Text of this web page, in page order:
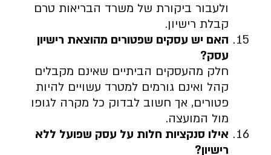
ולעבור ביקורת של משרד הבריאות טרם
קבלת רישיון.
האם יש עסקים שפטורים מהוצאת רישיון
עסק?
חלק מהעסקים הביתיים שאינם מקבלים
קהל ואינם גורמים למטרד עשויים להיות
פטורים, אך חשוב לבדוק כל מקרה לגופו
מול המועצה.
אילו סנקציות חלות על עסק שפועל ללא
רישיון?